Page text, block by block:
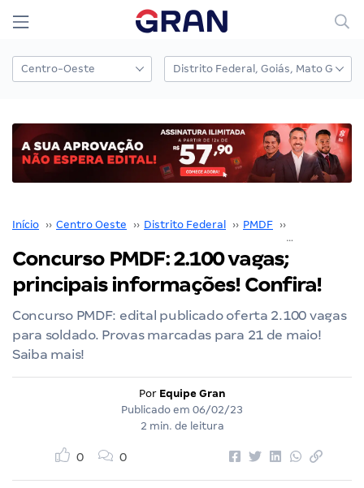
Início ›› Centro Oeste ›› Distrito Federal ›› PMDF ››
Concurso PMDF: 2.100 vagas;
principais informações! Confira!
Concurso PMDF: edital publicado oferta 2.100 vagas
para soldado. Provas marcadas para 21 de maio!
Saiba mais!
Por Equipe Gran
Publicado em 06/02/23
2 min. de leitura
0 0